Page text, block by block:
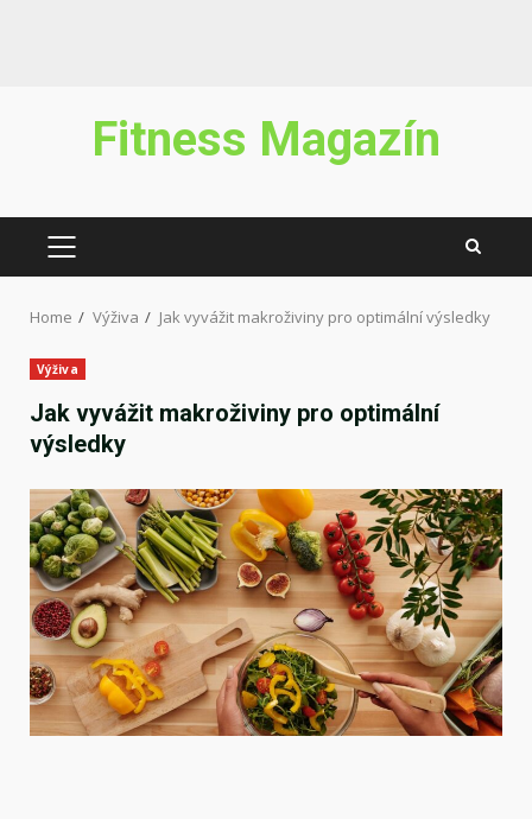
Fitness Magazín
PRIMARY
Home Výživa Jak vyvážit makroživiny pro optimální výsledky
Výživa
Jak vyvážit makroživiny pro optimální
výsledky